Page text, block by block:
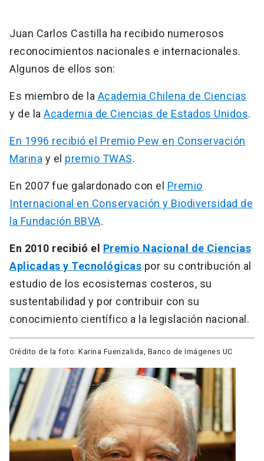
Juan Carlos Castilla ha recibido numerosos
reconocimientos nacionales e internacionales.
Algunos de ellos son:
Es miembro de la Academia Chilena de Ciencias
y de la Academia de Ciencias de Estados Unidos.
En 1996 recibió el Premio Pew en Conservación
Marina y el premio TWAS.
‌En 2007 fue galardonado con el Premio
Internacional en Conservación y Biodiversidad de
la Fundación BBVA.
‌En 2010 recibió el Premio Nacional de Ciencias
Aplicadas y Tecnológicas por su contribución al
estudio de los ecosistemas costeros, su
sustentabilidad y por contribuir con su
conocimiento científico a la legislación nacional.
Crédito de la foto: Karina Fuenzalida, Banco de Imágenes UC